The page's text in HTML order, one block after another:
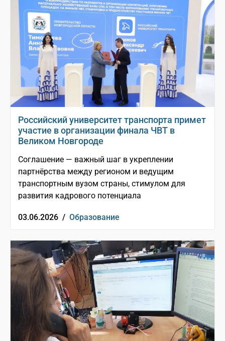
Российский университет транспорта примет
участие в организации финала ЧВТ в
Великом Новгороде
Соглашение — важный шаг в укреплении
партнёрства между регионом и ведущим
транспортным вузом страны, стимулом для
развития кадрового потенциала
03.06.2026 / Образование